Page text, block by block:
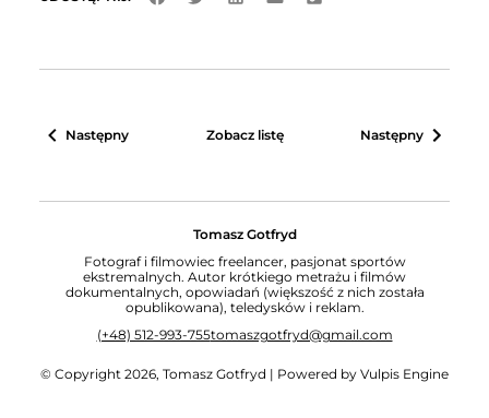
Następny Zobacz listę Następny
Tomasz Gotfryd
Fotograf i filmowiec freelancer, pasjonat sportów
ekstremalnych. Autor krótkiego metrażu i filmów
dokumentalnych, opowiadań (większość z nich została
opublikowana), teledysków i reklam.
(+48) 512-993-755tomaszgotfryd@gmail.com
© Copyright 2026, Tomasz Gotfryd | Powered by Vulpis Engine